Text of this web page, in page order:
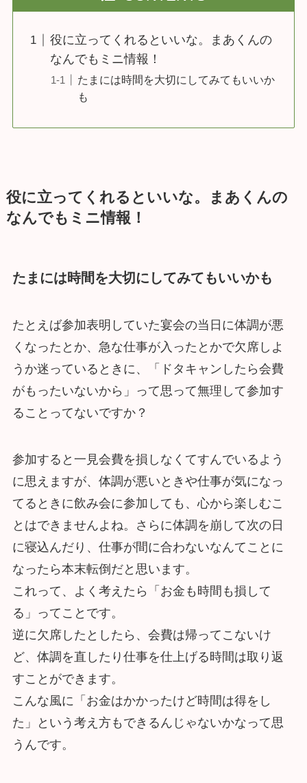
役に立ってくれるといいな。まあくんの
なんでもミニ情報！
たまには時間を大切にしてみてもいいか
も
役に立ってくれるといいな。まあくんの
なんでもミニ情報！
たまには時間を大切にしてみてもいいかも
たとえば参加表明していた宴会の当日に体調が悪
くなったとか、急な仕事が入ったとかで欠席しよ
うか迷っているときに、「ドタキャンしたら会費
がもったいないから」って思って無理して参加す
ることってないですか？
参加すると一見会費を損しなくてすんでいるよう
に思えますが、体調が悪いときや仕事が気になっ
てるときに飲み会に参加しても、心から楽しむこ
とはできませんよね。さらに体調を崩して次の日
に寝込んだり、仕事が間に合わないなんてことに
なったら本末転倒だと思います。
これって、よく考えたら「お金も時間も損して
る」ってことです。
逆に欠席したとしたら、会費は帰ってこないけ
ど、体調を直したり仕事を仕上げる時間は取り返
すことができます。
こんな風に「お金はかかったけど時間は得をし
た」という考え方もできるんじゃないかなって思
うんです。